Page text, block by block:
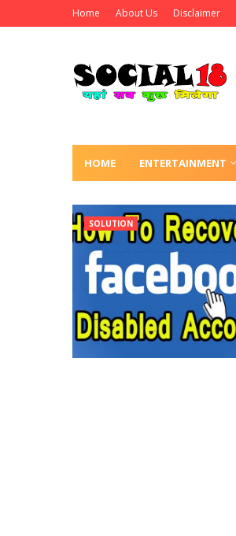
Home About Us Disclaimer
HOME ENTERTAINMENT
SOLUTION